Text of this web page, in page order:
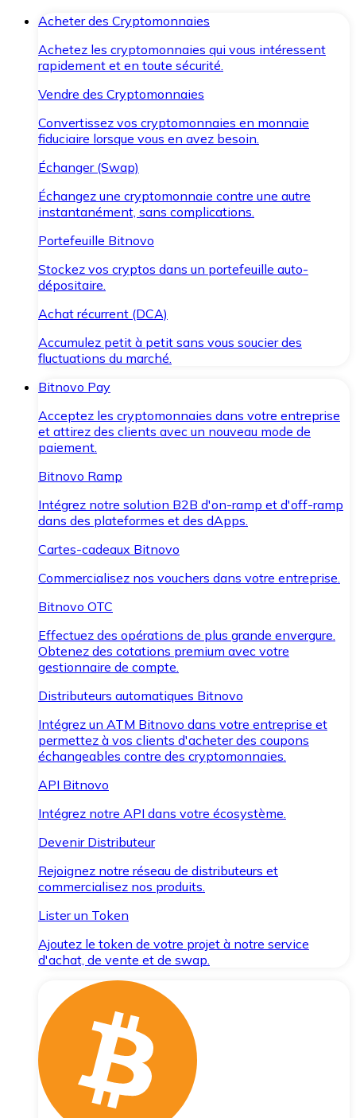
Acheter des Cryptomonnaies
Achetez les cryptomonnaies qui vous intéressent
rapidement et en toute sécurité.
Vendre des Cryptomonnaies
Convertissez vos cryptomonnaies en monnaie
fiduciaire lorsque vous en avez besoin.
Échanger (Swap)
Échangez une cryptomonnaie contre une autre
instantanément, sans complications.
Portefeuille Bitnovo
Stockez vos cryptos dans un portefeuille auto-
dépositaire.
Achat récurrent (DCA)
Accumulez petit à petit sans vous soucier des
fluctuations du marché.
Bitnovo Pay
Acceptez les cryptomonnaies dans votre entreprise
et attirez des clients avec un nouveau mode de
paiement.
Bitnovo Ramp
Intégrez notre solution B2B d'on-ramp et d'off-ramp
dans des plateformes et des dApps.
Cartes-cadeaux Bitnovo
Commercialisez nos vouchers dans votre entreprise.
Bitnovo OTC
Effectuez des opérations de plus grande envergure.
Obtenez des cotations premium avec votre
gestionnaire de compte.
Distributeurs automatiques Bitnovo
Intégrez un ATM Bitnovo dans votre entreprise et
permettez à vos clients d'acheter des coupons
échangeables contre des cryptomonnaies.
API Bitnovo
Intégrez notre API dans votre écosystème.
Devenir Distributeur
Rejoignez notre réseau de distributeurs et
commercialisez nos produits.
Lister un Token
Ajoutez le token de votre projet à notre service
d'achat, de vente et de swap.